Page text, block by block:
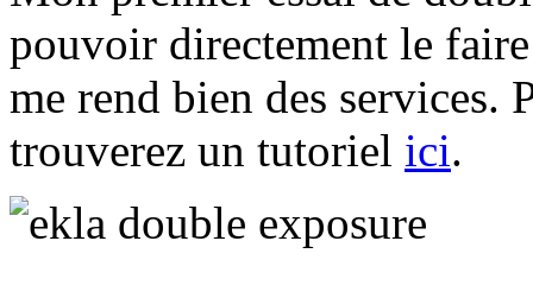
pouvoir directement le
me rend bien des services.
trouverez un tutoriel ici.